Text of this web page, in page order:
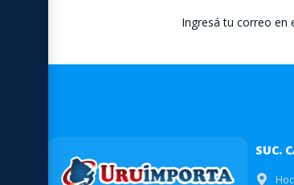
Ingresá tu correo en
SUC.